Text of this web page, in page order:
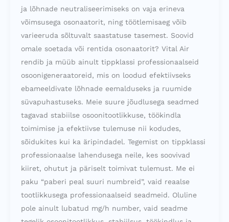
ja lõhnade neutraliseerimiseks on vaja erineva
võimsusega osonaatorit, ning töötlemisaeg võib
varieeruda sõltuvalt saastatuse tasemest. Soovid
omale soetada või rentida osonaatorit? Vital Air
rendib ja müüb ainult tippklassi professionaalseid
osoonigeneraatoreid, mis on loodud efektiivseks
ebameeldivate lõhnade eemalduseks ja ruumide
süvapuhastuseks. Meie suure jõudlusega seadmed
tagavad stabiilse osoonitootlikkuse, töökindla
toimimise ja efektiivse tulemuse nii kodudes,
sõidukites kui ka äripindadel. Tegemist on tippklassi
professionaalse lahendusega neile, kes soovivad
kiiret, ohutut ja päriselt toimivat tulemust. Me ei
paku “paberi peal suuri numbreid”, vaid reaalse
tootlikkusega professionaalseid seadmeid. Oluline
pole ainult lubatud mg/h number, vaid seadme